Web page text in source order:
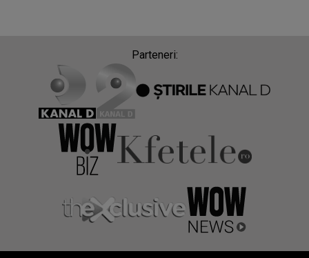
Parteneri: